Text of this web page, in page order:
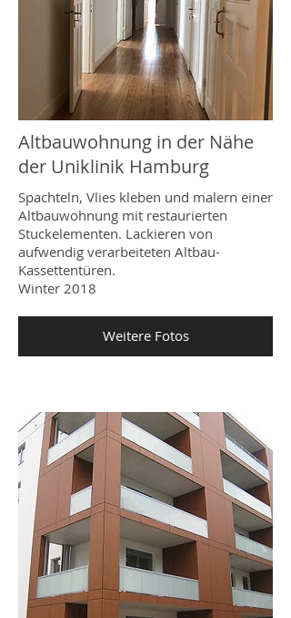
Altbauwohnung in der Nähe
der Uniklinik Hamburg
Spachteln, Vlies kleben und malern einer
Altbauwohnung mit restaurierten
Stuckelementen. Lackieren von
aufwendig verarbeiteten Altbau-
Kassettentüren.
Winter 2018
Weitere Fotos